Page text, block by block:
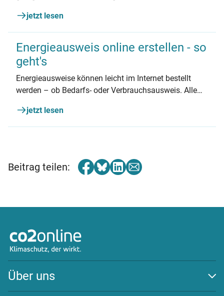
droht ein Bußgeld. Alle Vorschriften & Ausnahmen
zusammengefasst.
jetzt lesen
Energieausweis online erstellen - so
geht's
Energieausweise können leicht im Internet bestellt
werden – ob Bedarfs- oder Verbrauchsausweis. Alle
den Weg, das richtige Unternehmen zu beauftragen.
jetzt lesen
Beitrag teilen:
Über uns
Auszeichnungen